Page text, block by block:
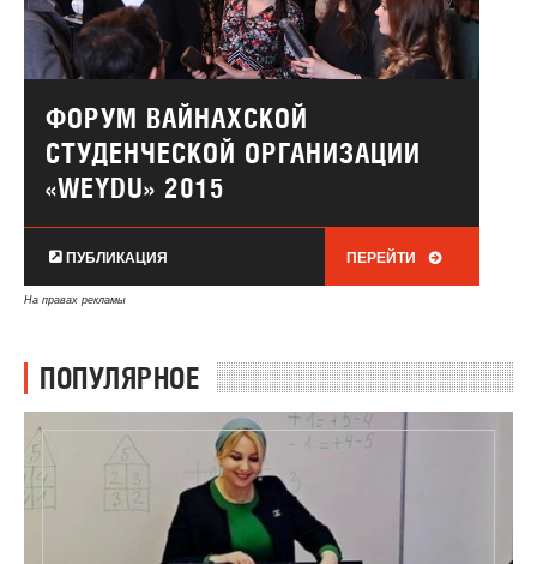
ФОРУМ ВАЙНАХСКОЙ
СТУДЕНЧЕСКОЙ ОРГАНИЗАЦИИ
«WEYDU» 2015
ПУБЛИКАЦИЯ ПЕРЕЙТИ
На правах рекламы
ПОПУЛЯРНОЕ